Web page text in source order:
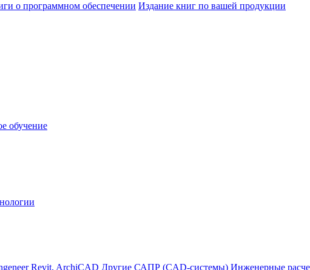
о программном обеспечении Издание книг по вашей продукции
обучение
Revit, ArchiCAD Другие САПР (CAD-системы) Инженерные